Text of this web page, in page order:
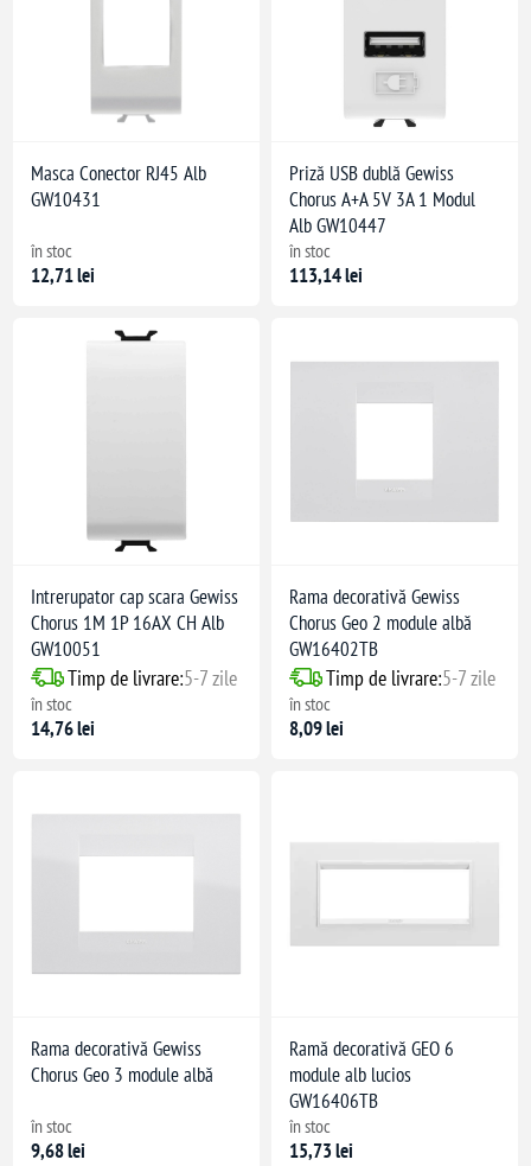
Masca Conector RJ45 Alb
GW10431
în stoc
12,71 lei
Priză USB dublă Gewiss
Chorus A+A 5V 3A 1 Modul
Alb GW10447
în stoc
113,14 lei
Intrerupator cap scara Gewiss
Chorus 1M 1P 16AX CH Alb
GW10051
Timp de livrare:5-7 zile
în stoc
14,76 lei
Rama decorativă Gewiss
Chorus Geo 2 module albă
GW16402TB
Timp de livrare:5-7 zile
în stoc
8,09 lei
Rama decorativă Gewiss
Chorus Geo 3 module albă
în stoc
9,68 lei
Ramă decorativă GEO 6
module alb lucios
GW16406TB
în stoc
15,73 lei